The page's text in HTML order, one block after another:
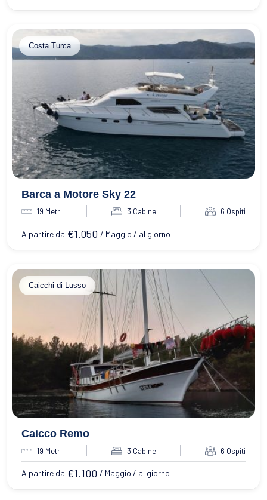
Costa Turca
Barca a Motore Sky 22
19 Metri 3 Cabine 6 Ospiti
A partire da €1.050 / Maggio / al giorno
Caicchi di Lusso
Caicco Remo
19 Metri 3 Cabine 6 Ospiti
A partire da €1.100 / Maggio / al giorno